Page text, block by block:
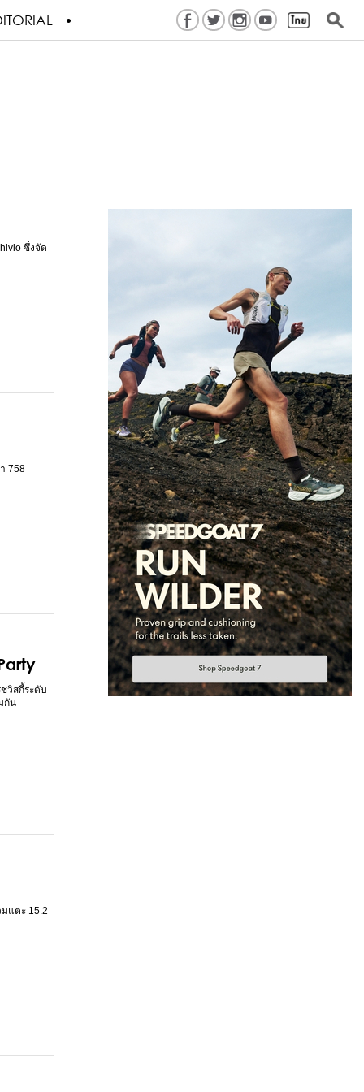
ซึ่งจัด
758
วิสกี้ระดับ
กัน
แตะ 15.2